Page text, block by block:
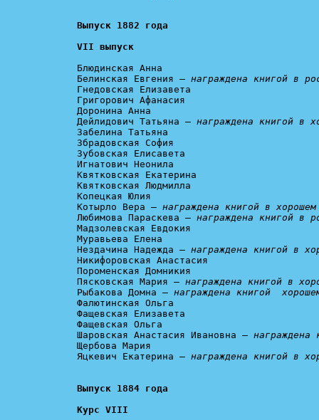
VII выпуск
Блюдинская Анна
Белинская Евгения – награждена книгой в
Гнедовская Елизавета
Григорович Афанасия
Доронина Анна
Дейлидович Татьяна – награждена книгой в
Забелина Татьяна
Збрадовская София
Зубовская Елисавета
Игнатович Неонила
Квятковская Екатерина
Квятковская Людмилла
Копецкая Юлия
Котырло Вера – награждена книгой в хорошем
Любимова Параскева – награждена книгой в
Мадзолевская Евдокия
Муравьева Елена
Нездачина Надежда – награждена книгой в
Никифоровская Анастасия
Пороменская Домникия
Пясковская Мария – награждена книгой в
Рыбакова Домна – награждена книгой
Фалютинская Ольга
Фащевская Елизавета
Фащевская Ольга
Шаровская Анастасия Ивановна – награждена
Щербова Мария
Яцкевич Екатерина – награждена книгой в
Курс VIII